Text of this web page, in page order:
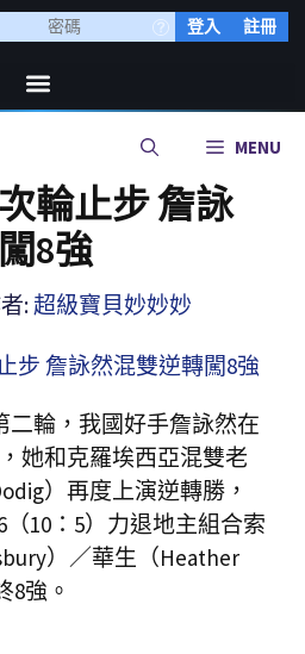
登入 註冊
MENU
輪止步 詹詠
8強
: 超級寶貝妙妙妙
二輪，我國好手詹詠然在
她和克羅埃西亞混雙老
）再度上演逆轉勝，
（10：5）力退地主組合索
）／華生（Heather
8強。